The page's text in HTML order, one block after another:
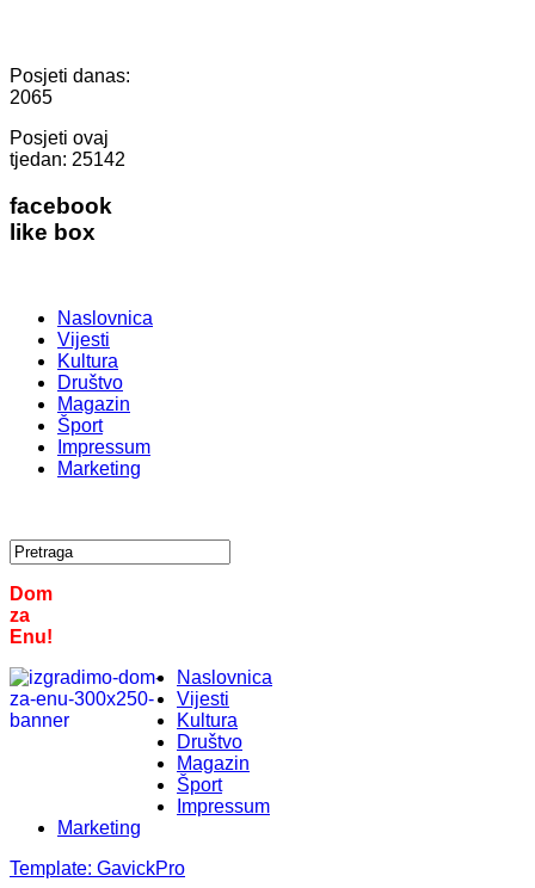
Posjeti danas:
2065
Posjeti ovaj
tjedan: 25142
facebook
like box
Naslovnica
Vijesti
Kultura
Društvo
Magazin
Šport
Impressum
Marketing
Dom
za
Enu!
Naslovnica
Vijesti
Kultura
Društvo
Magazin
Šport
Impressum
Marketing
Template: GavickPro